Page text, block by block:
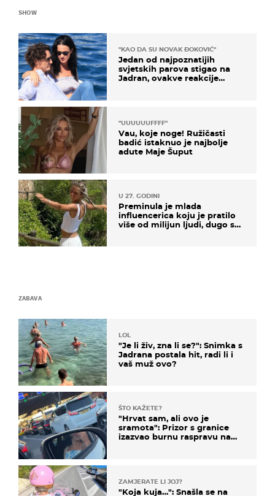
SHOW
"KAO DA SU NOVAK ĐOKOVIĆ"
Jedan od najpoznatijih
svjetskih parova stigao na
Jadran, ovakve reakcije
"UUUUUUFFFF"
Vau, koje noge! Ružičasti
badić istaknuo je najbolje
adute Maje Šuput
U 27. GODINI
Preminula je mlada
influencerica koju je pratilo
više od milijun ljudi, dugo se
ZABAVA
LOL
"Je li živ, zna li se?": Snimka s
Jadrana postala hit, radi li i
vaš muž ovo?
ŠTO KAŽETE?
"Hrvat sam, ali ovo je
sramota": Prizor s granice
izazvao burnu raspravu na
ZAMJERATE LI JOJ?
"Koja kuja…": Snašla se na